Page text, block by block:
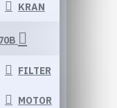
KRAN
FILTER
MOTOR